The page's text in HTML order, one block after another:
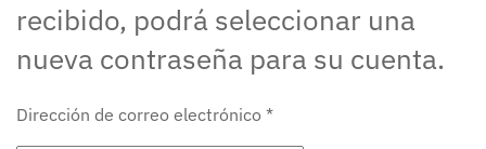
recibido, podrá seleccionar una
nueva contraseña para su cuenta.
Dirección de correo electrónico *